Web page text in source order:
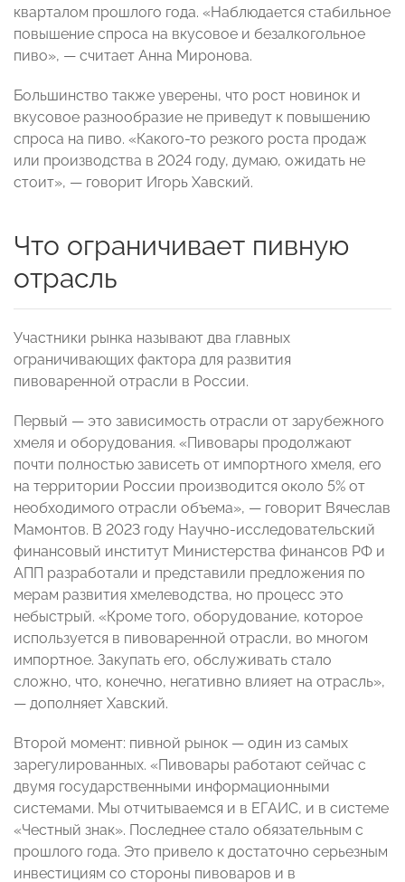
кварталом прошлого года. «Наблюдается стабильное
повышение спроса на вкусовое и безалкогольное
пиво», — считает Анна Миронова.
Большинство также уверены, что рост новинок и
вкусовое разнообразие не приведут к повышению
спроса на пиво. «Какого-то резкого роста продаж
или производства в 2024 году, думаю, ожидать не
стоит», — говорит Игорь Хавский.
Что ограничивает пивную
отрасль
Участники рынка называют два главных
ограничивающих фактора для развития
пивоваренной отрасли в России.
Первый — это зависимость отрасли от зарубежного
хмеля и оборудования. «Пивовары продолжают
почти полностью зависеть от импортного хмеля, его
на территории России производится около 5% от
необходимого отрасли объема», — говорит Вячеслав
Мамонтов. В 2023 году Научно-исследовательский
финансовый институт Министерства финансов РФ и
АПП разработали и представили предложения по
мерам развития хмелеводства, но процесс это
небыстрый. «Кроме того, оборудование, которое
используется в пивоваренной отрасли, во многом
импортное. Закупать его, обслуживать стало
сложно, что, конечно, негативно влияет на отрасль»,
— дополняет Хавский.
Второй момент: пивной рынок — один из самых
зарегулированных. «Пивовары работают сейчас с
двумя государственными информационными
системами. Мы отчитываемся и в ЕГАИС, и в системе
«Честный знак». Последнее стало обязательным с
прошлого года. Это привело к достаточно серьезным
инвестициям со стороны пивоваров и в